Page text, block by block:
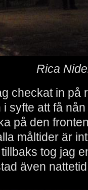
Rica
checkat in på
i syfte att få
på den
måltider är
tog jag
även